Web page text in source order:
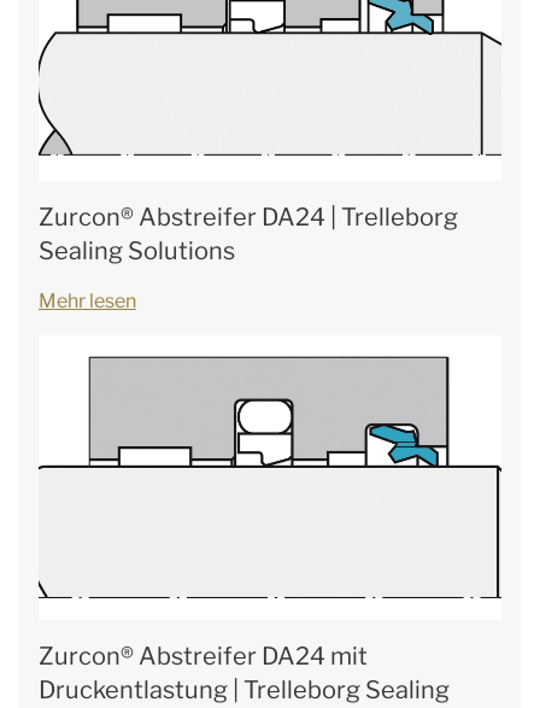
Zurcon® Abstreifer DA24 | Trelleborg
Sealing Solutions
Mehr lesen
Zurcon® Abstreifer DA24 mit
Druckentlastung | Trelleborg Sealing